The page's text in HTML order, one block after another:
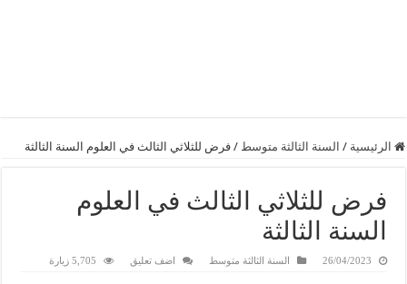
الرئيسية / السنة الثالثة متوسط / فرض للثلاثي الثالث في العلوم السنة الثالثة
فرض للثلاثي الثالث في العلوم
السنة الثالثة
26/04/2023 السنة الثالثة متوسط اضف تعليق 5,705 زيارة